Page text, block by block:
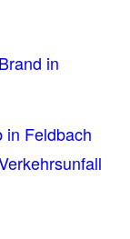
in
in Feldbach